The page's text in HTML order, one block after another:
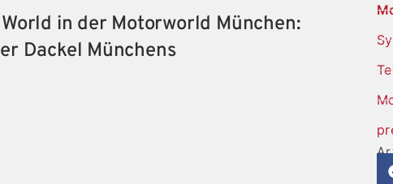
in der Motorworld München:
Dackel Münchens